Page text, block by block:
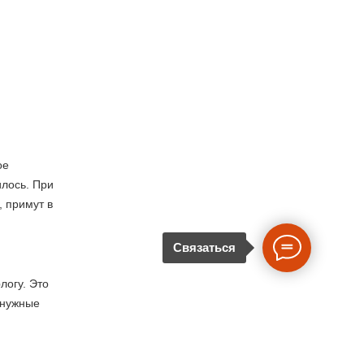
При
примут в
Это
Связаться